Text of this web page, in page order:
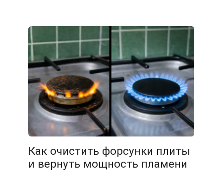
10.02.2026
Как очистить форсунки плиты
и вернуть мощность пламени